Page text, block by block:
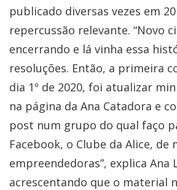
publicado diversas vezes em
repercussão relevante. “Novo
encerrando e lá vinha essa
resoluções. Então, a primeira
dia 1º de 2020, foi atualizar
na página da Ana Catadora e
post num grupo do qual faço
Facebook, o Clube da Alice, de
empreendedoras”, explica Ana
acrescentando que o material